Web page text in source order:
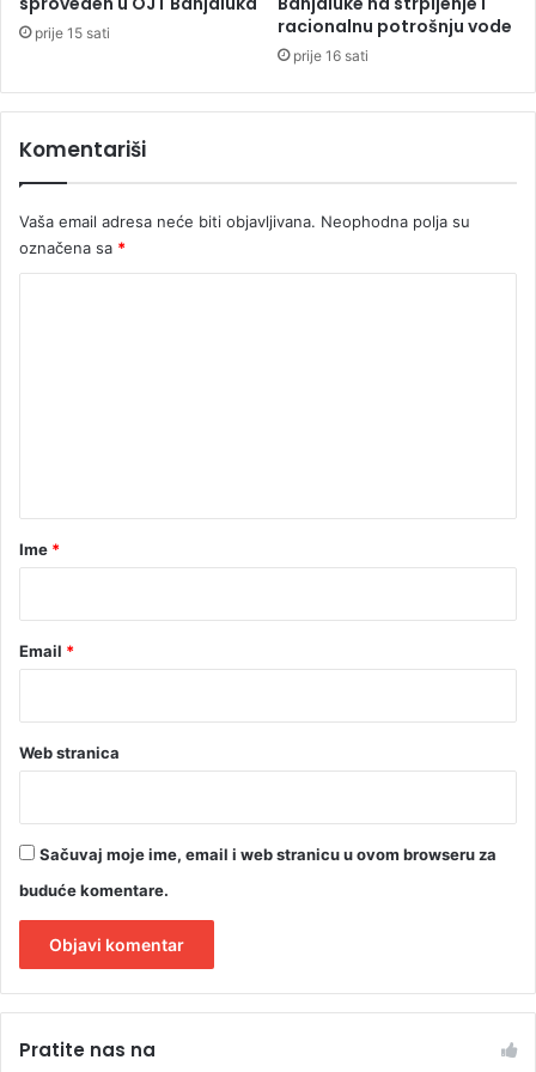
r
s
b
prije 15 sati
racionalnu potrošnju vode
prije 16 sati
Komentariši
Vaša email adresa neće biti objavljivana. Neophodna polja su
označena sa *
rIme *
Email *
Web stranica
Sačuvaj moje ime, email i web stranicu u ovom browseru za
buduće komentare.
tPratite nas na